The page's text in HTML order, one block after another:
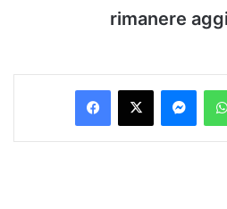
rimanere
Facebook
X